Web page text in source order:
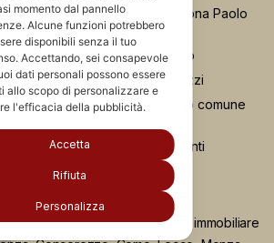
Milano: guida completa alla zona Paolo
Sarpi
Romana e Ticinese Milano
Milano: vita, servizi e prezzi
Casa”: comprare nel proprio comune
“prima casa” e unità collabenti
è da più di vent'anni agenzia immobiliare
momento dal pannello
Alcune funzioni potrebbero
disponibili senza il tuo
Accettando, sei consapevole
dati personali possono essere
allo scopo di personalizzare e
l'efficacia della pubblicità.
Accetta
Rifiuta
Personalizza